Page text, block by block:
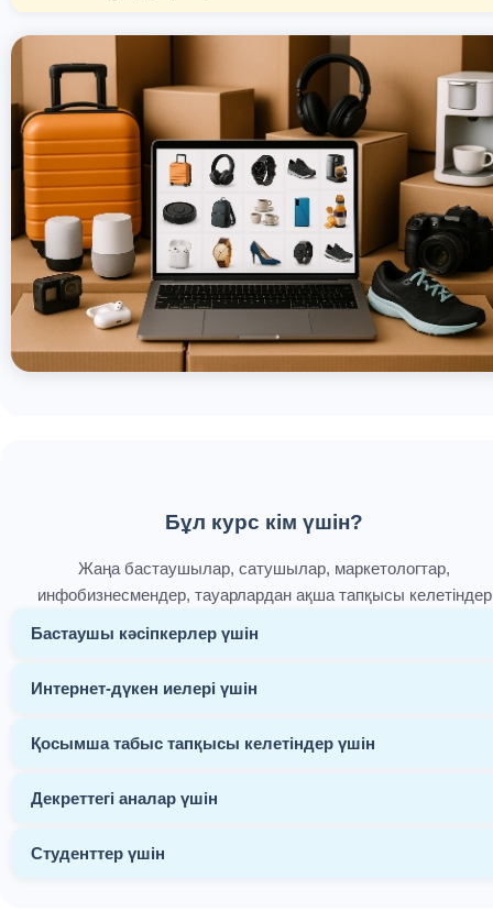
Бұл курс кім үшін?
Жаңа бастаушылар, сатушылар, маркетологтар,
инфобизнесмендер, тауарлардан ақша тапқысы келетіндер
Бастаушы кәсіпкерлер үшін
Интернет-дүкен иелері үшін
Қосымша табыс тапқысы келетіндер үшін
Декреттегі аналар үшін
Студенттер үшін